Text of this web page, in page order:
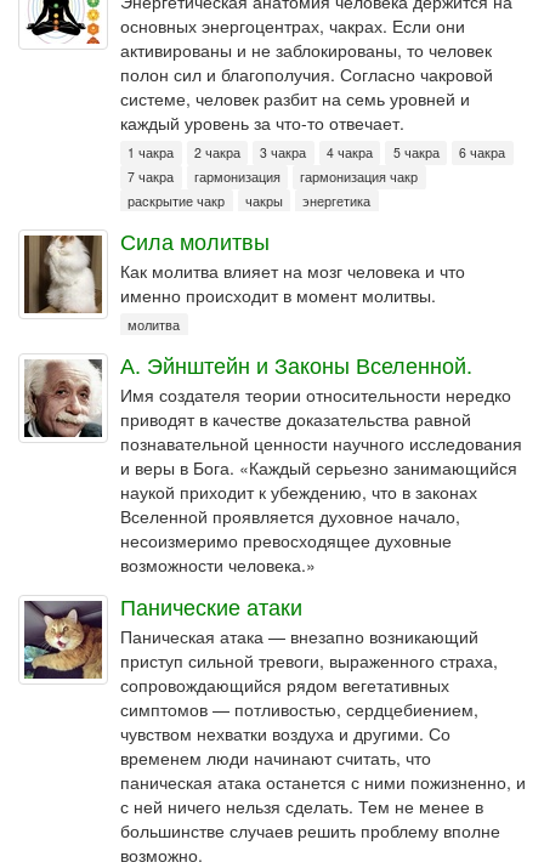
основных энергоцентрах, чакрах. Если они
активированы и не заблокированы, то человек
полон сил и благополучия. Согласно чакровой
системе, человек разбит на семь уровней и
каждый уровень за что-то отвечает.
1 чакра 2 чакра 3 чакра 4 чакра 5 чакра
6 чакра
7 чакра
гармонизация
гармонизация чакр
раскрытие чакр
чакры энергетика
Сила молитвы
Как молитва влияет на мозг человека и что
именно происходит в момент молитвы.
молитва
А. Эйнштейн и Законы Вселенной.
Имя создателя теории относительности нередко
приводят в качестве доказательства равной
познавательной ценности научного исследования
и веры в Бога. «Каждый серьезно занимающийся
наукой приходит к убеждению, что в законах
Вселенной проявляется духовное начало,
несоизмеримо превосходящее духовные
возможности человека.»
Панические атаки
Паническая атака — внезапно возникающий
приступ сильной тревоги, выраженного страха,
сопровождающийся рядом вегетативных
симптомов — потливостью, сердцебиением,
чувством нехватки воздуха и другими. Со
временем люди начинают считать, что
паническая атака останется с ними пожизненно, и
с ней ничего нельзя сделать. Тем не менее в
большинстве случаев решить проблему вполне
возможно.